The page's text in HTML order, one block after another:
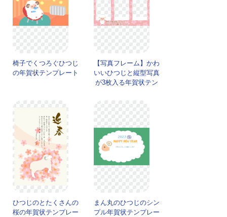
椅子でくつろぐひつじ
の年賀状テンプレート
【写真フレーム】かわ
いいひつじと縦型写真
が3枚入る年賀状テン
ひつじのとたくさんの
桜の年賀状テンプレー
まん丸のひつじのシン
プル年賀状テンプレー